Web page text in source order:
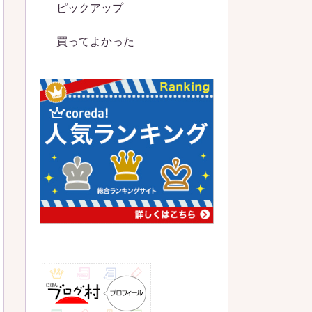
ピックアップ
買ってよかった